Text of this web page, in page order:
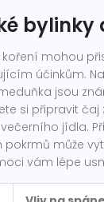
bylinky
koření mohou
účinkům.
jsou
si připravit
jídla.
pokrmů může
vám lépe